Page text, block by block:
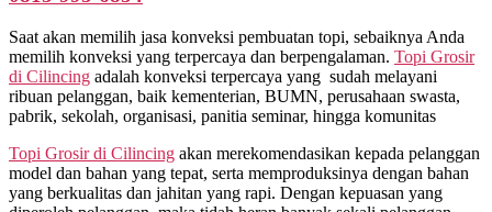
Saat akan memilih jasa konveksi pembuatan topi, sebaiknya Anda
memilih konveksi yang terpercaya dan berpengalaman. Topi Grosir
di Cilincing adalah konveksi terpercaya yang sudah melayani
ribuan pelanggan, baik kementerian, BUMN, perusahaan swasta,
pabrik, sekolah, organisasi, panitia seminar, hingga komunitas
Topi Grosir di Cilincing akan merekomendasikan kepada pelanggan
model dan bahan yang tepat, serta memproduksinya dengan bahan
yang berkualitas dan jahitan yang rapi. Dengan kepuasan yang